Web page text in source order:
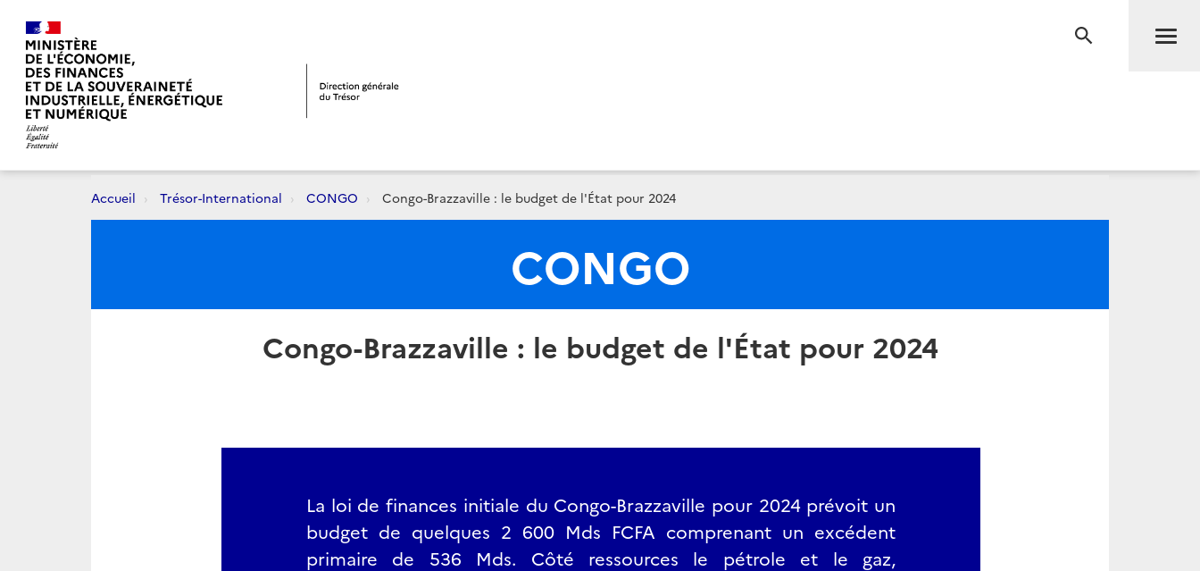
RECHERCHE
Accueil Trésor-International CONGO Congo-Brazzaville : le budget de l'État pour 2024
CONGO
Congo-Brazzaville : le budget de l'État pour 2024
La loi de finances initiale du Congo-Brazzaville pour 2024 prévoit un
budget de quelques 2 600 Mds FCFA comprenant un excédent
primaire de 536 Mds. Côté ressources le pétrole et le gaz,